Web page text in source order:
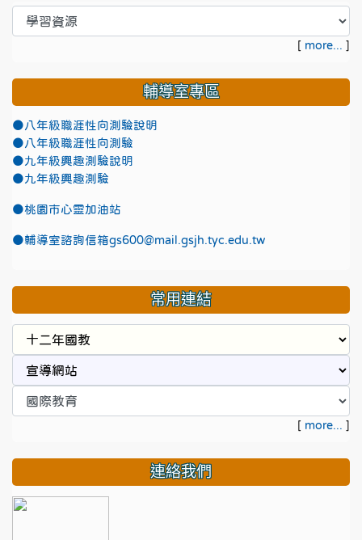
[ more... ]
輔導室專區
●八年級職涯性向測驗說明
●八年級職涯性向測驗
●九年級興趣測驗說明
●九年級興趣測驗
●桃園市心靈加油站
●輔導室諮詢信箱gs600@mail.gsjh.tyc.edu.tw
常用連結
[ more... ]
連絡我們